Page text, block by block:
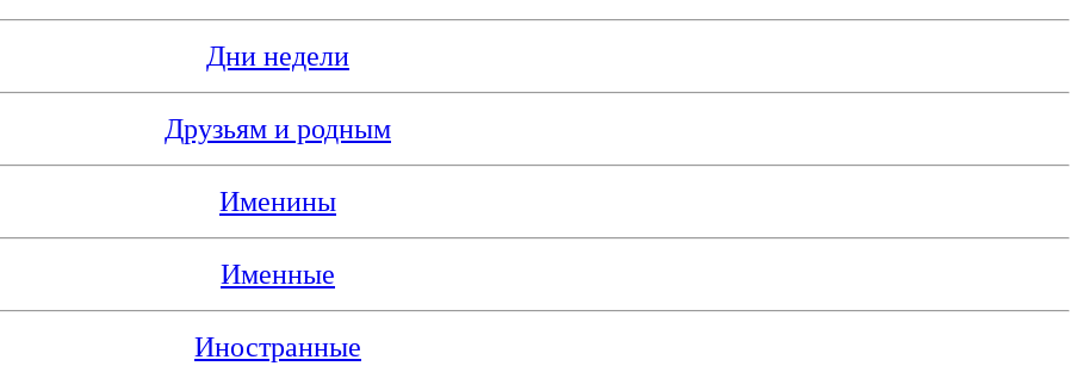
Дни недели
Друзьям и родным
Именины
Именные
Иностранные